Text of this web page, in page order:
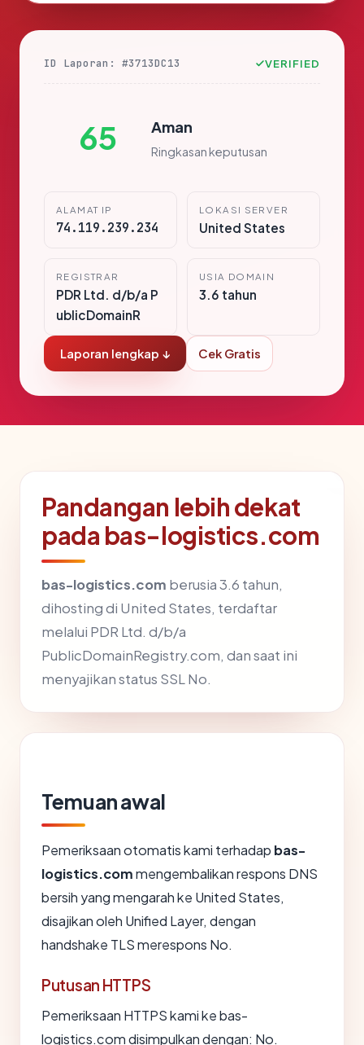
ID Laporan: #3713DC13 VERIFIED
65 Aman
Ringkasan keputusan
ALAMAT IP
74.119.239.234
LOKASI SERVER
United States
REGISTRAR
PDR Ltd. d/b/a P
ublicDomainR
USIA DOMAIN
3.6 tahun
Laporan lengkap ↓ Cek Gratis
Pandangan lebih dekat
pada bas-logistics.com
bas-logistics.com berusia 3.6 tahun,
dihosting di United States, terdaftar
melalui PDR Ltd. d/b/a
PublicDomainRegistry.com, dan saat ini
menyajikan status SSL No.
Temuan awal
Pemeriksaan otomatis kami terhadap bas-
logistics.commengembalikan respons DNS
bersih yang mengarah ke United States,
disajikan oleh Unified Layer, dengan
handshake TLS merespons No.
Putusan HTTPS
Pemeriksaan HTTPS kami ke bas-
logistics.com disimpulkan dengan: No.